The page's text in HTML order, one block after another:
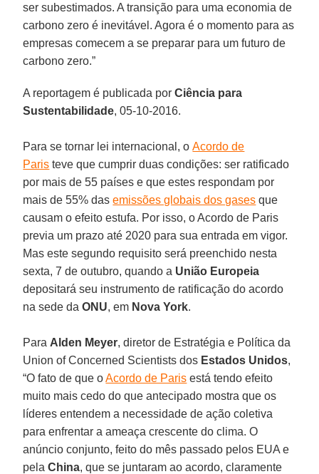
ser subestimados. A transição para uma economia de
carbono zero é inevitável. Agora é o momento para as
empresas comecem a se preparar para um futuro de
carbono zero.”
A reportagem é publicada porCiência para
Sustentabilidade, 05-10-2016.
Para se tornar lei internacional, o Acordo de
Paris teve que cumprir duas condições: ser ratificado
por mais de 55 países e que estes respondam por
mais de 55% dasemissões globais dos gases que
causam o efeito estufa. Por isso, o Acordo de Paris
previa um prazo até 2020 para sua entrada em vigor.
Mas este segundo requisito será preenchido nesta
sexta, 7 de outubro, quando a União Europeia
depositará seu instrumento de ratificação do acordo
na sede daONU, em Nova York.
Para Alden Meyer, diretor de Estratégia e Política da
Union of Concerned Scientists dos Estados Unidos,
“O fato de que oAcordo de Paris está tendo efeito
muito mais cedo do que antecipado mostra que os
líderes entendem a necessidade de ação coletiva
para enfrentar a ameaça crescente do clima. O
anúncio conjunto, feito do mês passado pelos EUA e
pela China, que se juntaram ao acordo, claramente